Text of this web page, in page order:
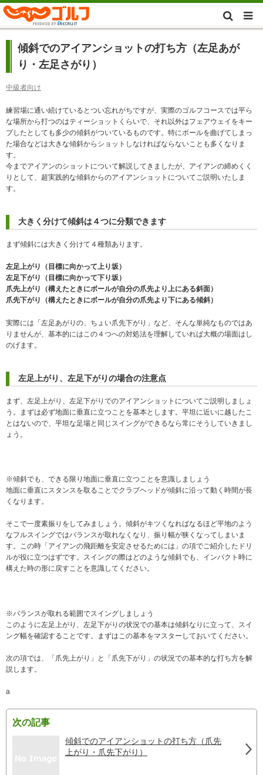
傾斜でのアイアンショットの打ち方（左足あが
り・左足さがり）
中級者向け
練習場に通い続けているとつい忘れがちですが、実際のゴルフコースでは平ら
な場所から打つのはティーショットくらいで、それ以外はフェアウェイをキー
プしたとしても多少の傾斜がついているものです。特にボールを曲げてしまっ
た場合などは大きな傾斜からショットしなければならないことも多くなりま
す。
今までアイアンのショットについて解説してきましたが、アイアンの締めくく
りとして、超実践的な傾斜からのアイアンショットについてご説明いたしま
す。
大きく分けて傾斜は４つに分類できます
まず傾斜には大きく分けて４種類あります。
左足上がり（目標に向かって上り坂）
左足下がり（目標に向かって下り坂）
爪先上がり（構えたときにボールが自分の爪先より上にある斜面）
爪先下がり（構えたときにボールが自分の爪先より下にある傾斜）
実際には「左足あがりの、ちょい爪先下がり」など、そんな単純なものではあ
りませんが、基本的にはこの４つへの対処法を理解していれば大概の場面はし
のげます。
左足上がり、左足下がりの場合の注意点
まず、左足上がり、左足下がりでのアイアンショットについてご説明しましょ
う。まずは必ず地面に垂直に立つことを基本とします。平坦に近いに越したこ
とはないので、平坦な足場と同じスイングができるなら常にそうしていきまし
ょう。
※傾斜でも、できる限り地面に垂直に立つことを意識しましょう
地面に垂直にスタンスを取ることでクラブヘッドが傾斜に沿って動く時間が長
くなります。
そこで一度素振りをしてみましょう。傾斜がキツくなればなるほど平地のよう
なフルスイングではバランスが取れなくなり、振り幅が狭くなってしまいま
す。この時「アイアンの飛距離を安定させるためには」の項でご紹介したドリ
ルが役に立つはずです。スイングの際はどのような傾斜でも、インパクト時に
構えた時の形に戻すことを意識してください。
※バランスが取れる範囲でスイングしましょう
このように左足上がり、左足下がりの状況での基本は傾斜なりに立って、スイ
ング幅を確認することです。まずはこの基本をマスターしておいてください。
次の項では、「爪先上がり」と「爪先下がり」の状況での基本的な打ち方を解
説します。
a
次の記事
傾斜でのアイアンショットの打ち方（爪先
上がり・爪先下がり）